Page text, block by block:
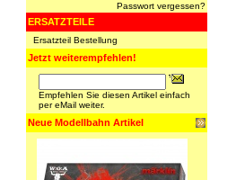
Passwort vergessen?
ERSATZTEILE
Ersatzteil Bestellung
Jetzt weiterempfehlen!
Empfehlen Sie diesen Artikel einfach
per eMail weiter.
Neue Modellbahn Artikel